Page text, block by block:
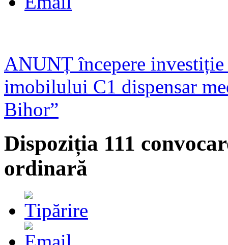
ANUNȚ începere investiție
imobilului C1 dispensar
Bihor”
Dispoziția 111
ordinară